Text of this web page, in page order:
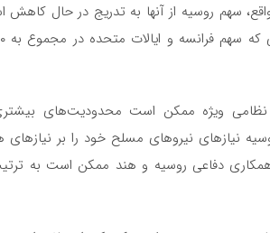
سهم روسیه از آنها به تدریج در حال
نظامی ویژه ممکن است محدودیت‌های
نیازهای نیروهای مسلح خود را بر
همکاری دفاعی روسیه و هند ممکن است به